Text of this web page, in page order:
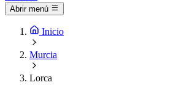
Abrir menú
Inicio
Murcia
Lorca